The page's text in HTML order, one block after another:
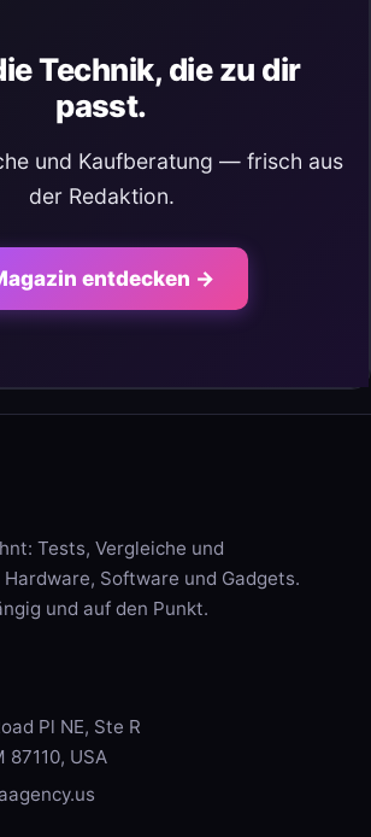
Technik, die zu dir
passt.
und Kaufberatung — frisch aus
der Redaktion.
entdecken →
Tests, Vergleiche und
Software und Gadgets.
und auf den Punkt.
Pl NE, Ste R
87110, USA